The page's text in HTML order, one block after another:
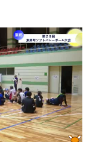
者様へのサー
ただくには、
CCNetマイ
要となりま
ろしくお願い